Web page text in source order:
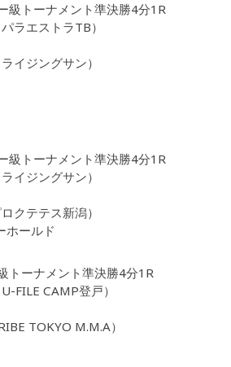
級トーナメント準決勝4分1R
ラエストラTB）
イジングサン）
級トーナメント準決勝4分1R
イジングサン）
クテテス新潟）
ホールド
トーナメント準決勝4分1R
FILE CAMP登戸）
TOKYO M.M.A）